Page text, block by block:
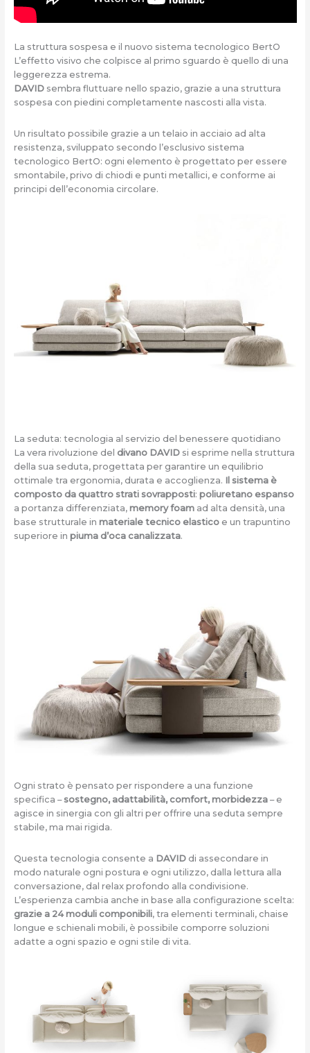
La struttura sospesa e il nuovo sistema tecnologico BertO
L’effetto visivo che colpisce al primo sguardo è quello di una
leggerezza estrema.
DAVID sembra fluttuare nello spazio, grazie a una struttura
sospesa con piedini completamente nascosti alla vista.
Un risultato possibile grazie a un telaio in acciaio ad alta
resistenza, sviluppato secondo l’esclusivo sistema
tecnologico BertO: ogni elemento è progettato per essere
smontabile, privo di chiodi e punti metallici, e conforme ai
principi dell’economia circolare.
La seduta: tecnologia al servizio del benessere quotidiano
La vera rivoluzione del divano DAVIDsi esprime nella struttura
della sua seduta, progettata per garantire un equilibrio
ottimale tra ergonomia, durata e accoglienza. Il sistema è
composto da quattro strati sovrapposti: poliuretano espanso
a portanza differenziata, memory foamad alta densità, una
base strutturale in materiale tecnico elasticoe un trapuntino
superiore in piuma d’oca canalizzata.
Ogni strato è pensato per rispondere a una funzione
specifica –sostegno, adattabilità, comfort, morbidezza – e
agisce in sinergia con gli altri per offrire una seduta sempre
stabile, ma mai rigida.
Questa tecnologia consente a DAVIDdi assecondare in
modo naturale ogni postura e ogni utilizzo, dalla lettura alla
conversazione, dal relax profondo alla condivisione.
L’esperienza cambia anche in base alla configurazione scelta:
grazie a 24 moduli componibili, tra elementi terminali, chaise
longue e schienali mobili, è possibile comporre soluzioni
adatte a ogni spazio e ogni stile di vita.